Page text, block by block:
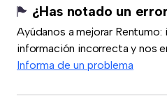
¿Has notado un
Ayúdanos a mejorar
información incorrecta y nos
Informa de un problema